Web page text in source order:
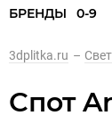
БРЕНДЫ 0-9
3dplitka.ru –
Спот